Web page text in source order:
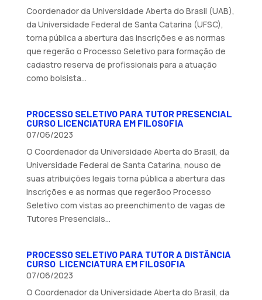
Coordenador da Universidade Aberta do Brasil (UAB),
da Universidade Federal de Santa Catarina (UFSC),
torna pública a abertura das inscrições e as normas
que regerão o Processo Seletivo para formação de
cadastro reserva de profissionais para a atuação
como bolsista...
PROCESSO SELETIVO PARA TUTOR PRESENCIAL
CURSO LICENCIATURA EM FILOSOFIA
07/06/2023
O Coordenador da Universidade Aberta do Brasil, da
Universidade Federal de Santa Catarina, nouso de
suas atribuições legais torna pública a abertura das
inscrições e as normas que regerãoo Processo
Seletivo com vistas ao preenchimento de vagas de
Tutores Presenciais...
PROCESSO SELETIVO PARA TUTOR A DISTÂNCIA
CURSO LICENCIATURA EM FILOSOFIA
07/06/2023
O Coordenador da Universidade Aberta do Brasil, da